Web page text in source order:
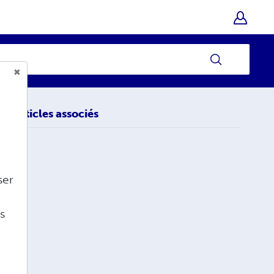
Articles associés